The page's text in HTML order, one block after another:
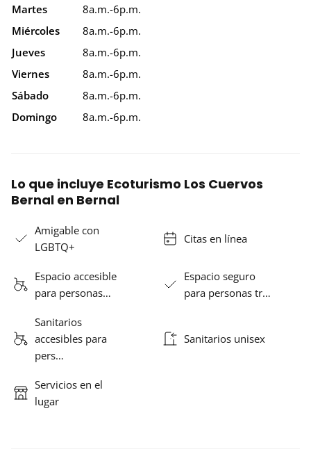
Martes
8a.m.-6p.m.
Miércoles
8a.m.-6p.m.
Jueves
8a.m.-6p.m.
Viernes
8a.m.-6p.m.
Sábado
8a.m.-6p.m.
Domingo
8a.m.-6p.m.
Lo que incluye Ecoturismo Los Cuervos
Bernal en Bernal
Amigable con
LGBTQ+
Citas en línea
Espacio accesible
para personas…
Espacio seguro
para personas tr…
Sanitarios
accesibles para
pers…
Sanitarios unisex
Servicios en el
lugar